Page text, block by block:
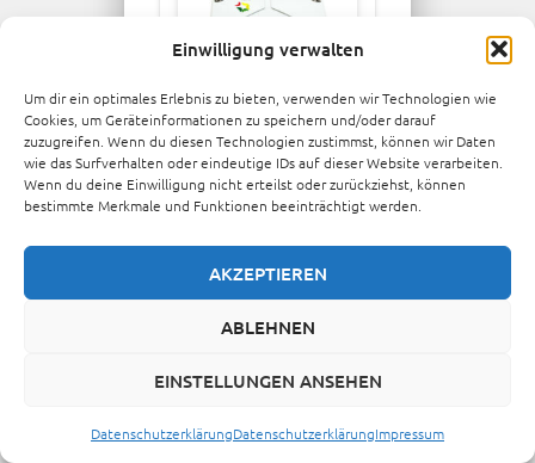
Einwilligung verwalten
Um dir ein optimales Erlebnis zu bieten, verwenden wir Technologien wie
Cookies, um Geräteinformationen zu speichern und/oder darauf
zuzugreifen. Wenn du diesen Technologien zustimmst, können wir Daten
wie das Surfverhalten oder eindeutige IDs auf dieser Website verarbeiten.
Wenn du deine Einwilligung nicht erteilst oder zurückziehst, können
bestimmte Merkmale und Funktionen beeinträchtigt werden.
AKZEPTIEREN
ABLEHNEN
EINSTELLUNGEN ANSEHEN
DatenschutzerklärungDatenschutzerklärungImpressum
STECKDOSEN
indielux
Wieland
(RST20i3)
Wieland-Einspeisedose
Steckdose zum